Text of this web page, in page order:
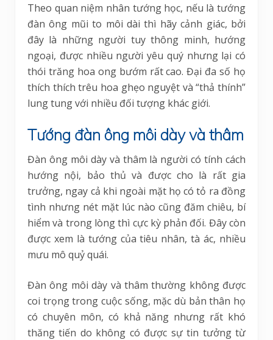
Theo quan niệm nhân tướng học, nếu là tướng
đàn ông mũi to môi dài thì hãy cảnh giác, bởi
đây là những người tuy thông minh, hướng
ngoại, được nhiều người yêu quý nhưng lại có
thói trăng hoa ong bướm rất cao. Đại đa số họ
thích thích trêu hoa ghẹo nguyệt và “thả thính”
lung tung với nhiều đối tượng khác giới.
Tướng đàn ông môi dày và thâm
Đàn ông môi dày và thâm là người có tính cách
hướng nội, bảo thủ và được cho là rất gia
trưởng, ngay cả khi ngoài mặt họ có tỏ ra đồng
tình nhưng nét mặt lúc nào cũng đăm chiêu, bí
hiểm và trong lòng thì cực kỳ phản đối. Đây còn
được xem là tướng của tiêu nhân, tà ác, nhiều
mưu mô quỷ quái.
Đàn ông môi dày và thâm thường không được
coi trọng trong cuộc sống, mặc dù bản thân họ
có chuyên môn, có khả năng nhưng rất khó
thăng tiến do không có được sự tin tưởng từ